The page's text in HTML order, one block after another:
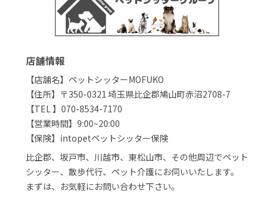
店舗情報
【店舗名】ペットシッターMOFUKO
【住所】〒350-0321 埼玉県比企郡鳩山町赤沼2708-7
【TEL 】070-8534-7170
【営業時間】9:00~20:00
【保険】intopetペットシッター保険
比企郡、坂戸市、川越市、東松山市、その他周辺でペット
シッター、散歩代行、ペット介護にお伺いいたします。
まずは、お気軽にお問い合わせ下さい。